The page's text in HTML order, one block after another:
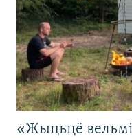
«Жыцьцё